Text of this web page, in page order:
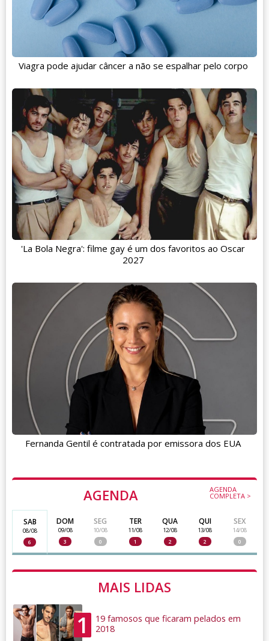
AGENDA AGENDA
COMPLETA >
SAB
08/08
6
DOM
09/08
3
SEG
10/08
0
TER
11/08
1
QUA
12/08
2
QUI
13/08
2
SEX
14/08
0
MAIS LIDAS
1
19 famosos que ficaram pelados em
2018
Viagra pode ajudar câncer a não se espalhar pelo corpo
'La Bola Negra': filme gay é um dos favoritos ao Oscar
2027
Fernanda Gentil é contratada por emissora dos EUA